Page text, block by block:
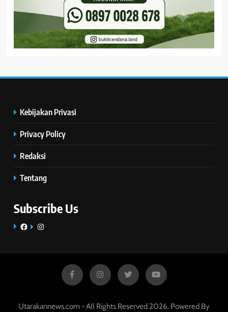
Kebijakan Privasi
Privacy Policy
Redaksi
Tentang
Subscribe Us
FacebookInstagram
Utarakannews.com - All Rights Reserved 2026. Powered By